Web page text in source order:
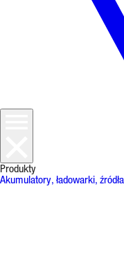
Produkty
Akumulatory, ładowarki,